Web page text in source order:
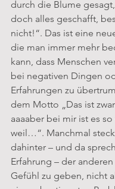
durch die Blume
doch alles geschafft,
nicht!“. Das ist eine
die man immer mehr
kann, dass Menschen
bei negativen Dingen
Erfahrungen zu
dem Motto „Das ist
aaaaber bei mir ist es
weil…“. Manchmal
dahinter – und da
Erfahrung – der
Gefühl zu geben, nicht